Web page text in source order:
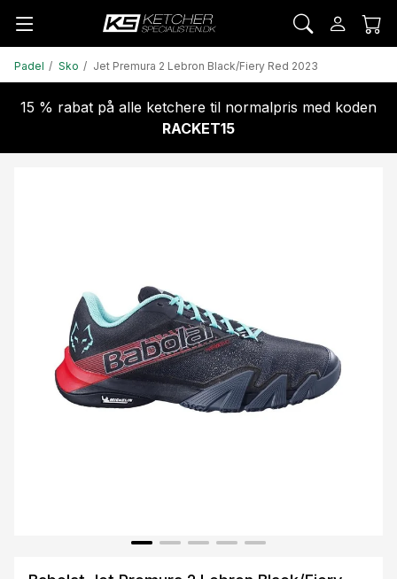
Padel Sko Jet Premura 2 Lebron Black/Fiery Red 2023
15 % rabat på alle ketchere til normalpris med koden
RACKET15